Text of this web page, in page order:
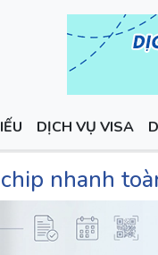
DỊCH VỤ VISA
nhanh